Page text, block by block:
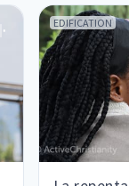
EDIFICATION